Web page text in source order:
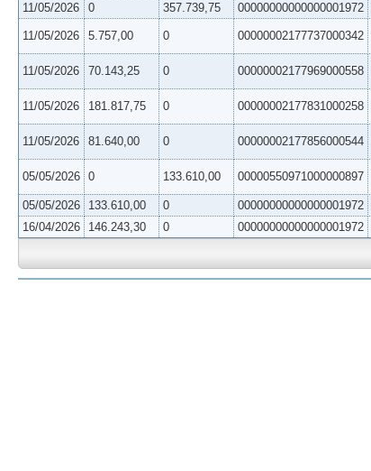
11/05/2026 0 357.739,75 00000000000000001972
11/05/2026 5.757,00 0 00000002177737000342
11/05/2026 70.143,25 0 00000002177969000558
11/05/2026 181.817,75 0 00000002177831000258
11/05/2026 81.640,00 0 00000002177856000544
05/05/2026 0 133.610,00 00000550971000000897
05/05/2026 133.610,00 0 00000000000000001972
16/04/2026
146.243,30 0 00000000000000001972